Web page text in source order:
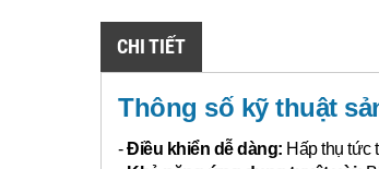
CHI TIẾT
Thông số kỹ thuật
-Điều khiển dễ dàng: Hấp thụ tức